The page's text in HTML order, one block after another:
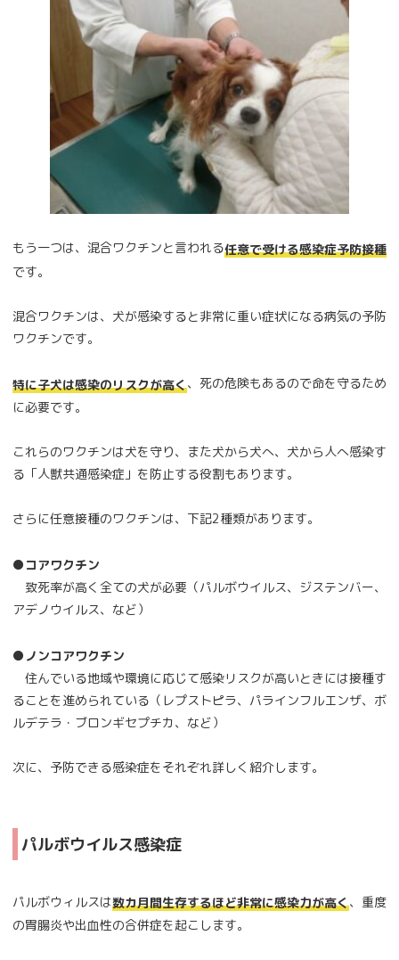
もう一つは、混合ワクチンと言われる任意で受ける感染症予防接種
です。
混合ワクチンは、犬が感染すると非常に重い症状になる病気の予防
ワクチンです。
特に子犬は感染のリスクが高く、死の危険もあるので命を守るため
に必要です。
これらのワクチンは犬を守り、また犬から犬へ、犬から人へ感染す
る「人獣共通感染症」を防止する役割もあります。
さらに任意接種のワクチンは、下記2種類があります。
●コアワクチン
致死率が高く全ての犬が必要（パルボウイルス、ジステンバー、
アデノウイルス、など）
●ノンコアワクチン
住んでいる地域や環境に応じて感染リスクが高いときには接種す
ることを進められている（レプストピラ、パラインフルエンザ、ボ
ルデテラ・ブロンギセプチカ、など）
次に、予防できる感染症をそれぞれ詳しく紹介します。
パルボウイルス感染症
パルボウィルスは数カ月間生存するほど非常に感染力が高く、重度
の胃腸炎や出血性の合併症を起こします。